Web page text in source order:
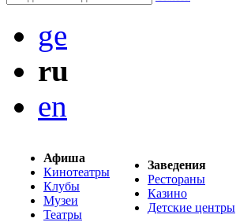
ge
ru
en
Афиша
Кинотеатры
Клубы
Музеи
Театры
Заведения
Рестораны
Казино
Детские центры